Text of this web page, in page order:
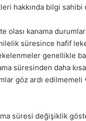
hakkında bilgi sahibi
olası kanama
süresince hafif
genellikle
süresinden daha
göz ardı edilmemeli
süresi değişiklik